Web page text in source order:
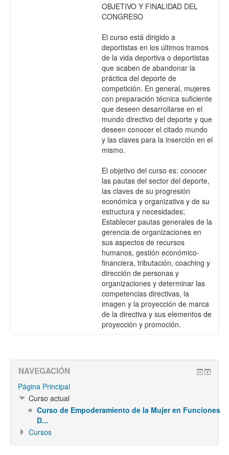
OBJETIVO Y FINALIDAD DEL
CONGRESO
El curso está dirigido a
deportistas en los últimos tramos
de la vida deportiva o deportistas
que acaben de abandonar la
práctica del deporte de
competición. En general, mujeres
con preparación técnica suficiente
que deseen desarrollarse en el
mundo directivo del deporte y que
deseen conocer el citado mundo
y las claves para la inserción en el
mismo.
El objetivo del curso es: conocer
las pautas del sector del deporte,
las claves de su progresión
económica y organizativa y de su
estructura y necesidades;
Establecer pautas generales de la
gerencia de organizaciones en
sus aspectos de recursos
humanos, gestión económico-
financiera, tributación, coaching y
dirección de personas y
organizaciones y determinar las
competencias directivas, la
imagen y la proyección de marca
de la directiva y sus elementos de
proyección y promoción.
NAVEGACIÓN
Página Principal
Curso actual
Curso de Empoderamiento de la Mujer en Funciones
D...
Cursos